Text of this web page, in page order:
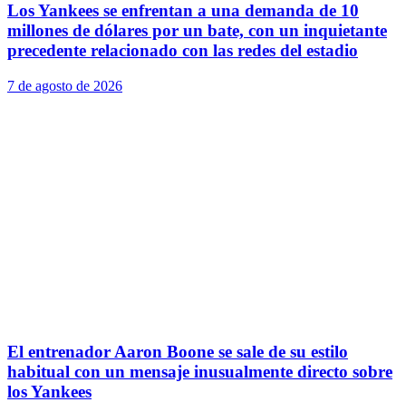
Los Yankees se enfrentan a una demanda de 10
millones de dólares por un bate, con un inquietante
precedente relacionado con las redes del estadio
7 de agosto de 2026
El entrenador Aaron Boone se sale de su estilo
habitual con un mensaje inusualmente directo sobre
los Yankees